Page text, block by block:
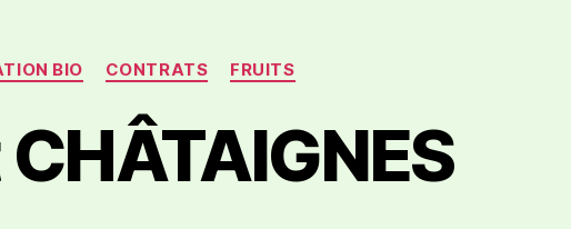
BIO CONTRATS FRUITS